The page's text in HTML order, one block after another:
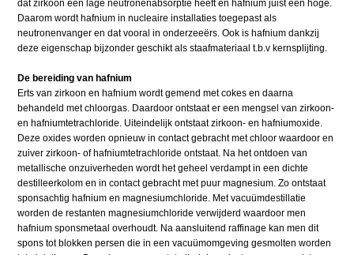
dat zirkoon een lage neutronenabsorptie heeft en hafnium juist een hoge.
Daarom wordt hafnium in nucleaire installaties toegepast als
neutronenvanger en dat vooral in onderzeeërs. Ook is hafnium dankzij
deze eigenschap bijzonder geschikt als staafmateriaal t.b.v kernsplijting.
De bereiding van hafnium
Erts van zirkoon en hafnium wordt gemend met cokes en daarna
behandeld met chloorgas. Daardoor ontstaat er een mengsel van zirkoon-
en hafniumtetrachloride. Uiteindelijk ontstaat zirkoon- en hafniumoxide.
Deze oxides worden opnieuw in contact gebracht met chloor waardoor en
zuiver zirkoon- of hafniumtetrachloride ontstaat. Na het ontdoen van
metallische onzuiverheden wordt het geheel verdampt in een dichte
destilleerkolom en in contact gebracht met puur magnesium. Zo ontstaat
sponsachtig hafnium en magnesiumchloride. Met vacuümdestillatie
worden de restanten magnesiumchloride verwijderd waardoor men
hafnium sponsmetaal overhoudt. Na aansluitend raffinage kan men dit
spons tot blokken persen die in een vacuümomgeving gesmolten worden